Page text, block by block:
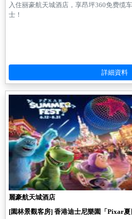
入住丽豪航天城酒店，享昂坪360免费缆
士！
麗豪航天城酒店
[園林景觀客房] 香港迪士尼樂園「Pixar